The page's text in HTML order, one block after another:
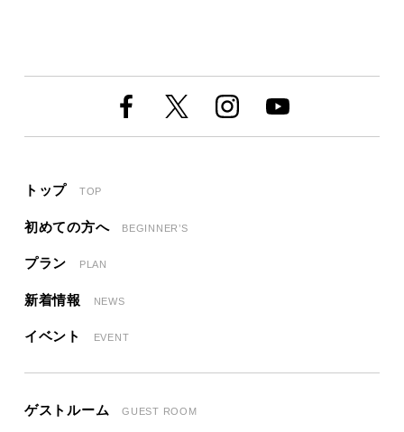
トップ TOP
初めての方へ BEGINNER’S
プラン PLAN
新着情報 NEWS
イベント EVENT
ゲストルーム GUEST ROOM